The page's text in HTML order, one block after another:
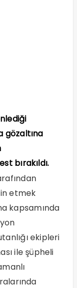
gözaltına
bırakıldı.
etmek
kapsamında
ekipleri
ile şüpheli